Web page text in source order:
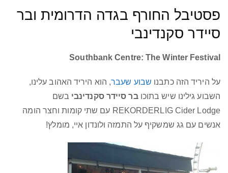
פסטיבל החורף בגדה הדרומית ובר
סיידר סקנדינבי
Southbank Centre: The Winter Festival
על היריד הזה כתבנו שבוע שעבר, הוא היריד האהוב עלינו,
השבוע גילינו שיש בתוכובר סיידר סקנדינבי בשם
REKORDERLIG Cider Lodge עם שתי קומות וחצר הומה
אנשים עם גג שמשקיף על התמזה ולונדון איי, מומלץ!